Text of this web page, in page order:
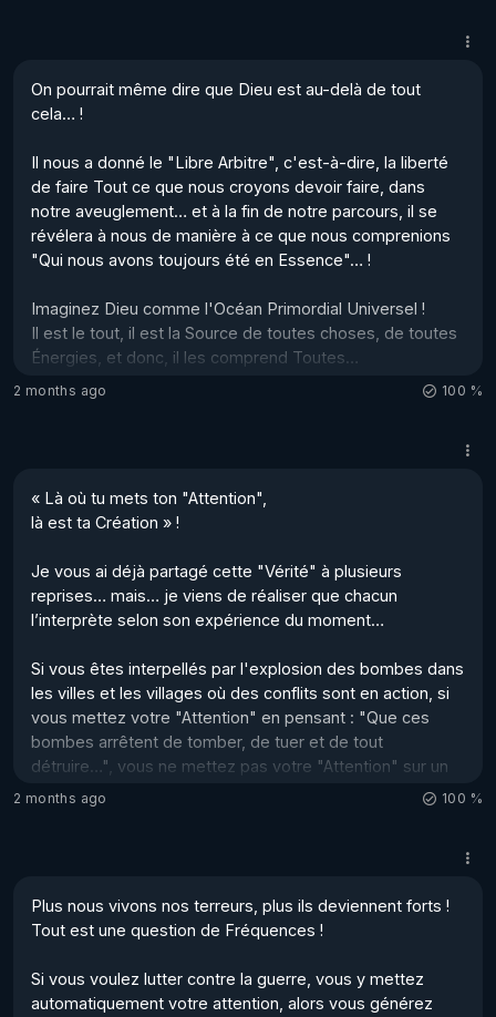
violente, lorsque ces expériences sont difficiles, sans
réaliser qu...
On pourrait même dire que Dieu est au-delà de tout
cela… !
Il nous a donné le "Libre Arbitre", c'est-à-dire, la liberté
de faire Tout ce que nous croyons devoir faire, dans
notre aveuglement… et à la fin de notre parcours, il se
révélera à nous de manière à ce que nous comprenions
"Qui nous avons toujours été en Essence"… !
Imaginez Dieu comme l'Océan Primordial Universel !
Il est le tout, il est la Source de toutes choses, de toutes
Énergies, et donc, il les comprend Toutes…
Ça s’appelle : l’Unité !
hautes au plus basses…
Et nous, nous sommes sur l’Échelle de Jacob, mais sur
En haut...
2 months ago 100 %
« Là où tu mets ton "Attention",
là est ta Création » !
Je vous ai déjà partagé cette "Vérité" à plusieurs
reprises… mais… je viens de réaliser que chacun
l’interprète selon son expérience du moment…
Si vous êtes interpellés par l'explosion des bombes dans
les villes et les villages où des conflits sont en action, si
vous mettez votre "Attention" en pensant : "Que ces
bombes arrêtent de tomber, de tuer et de tout
détruire…", vous ne mettez pas votre "Attention" sur un
Monde de Paix et de Convivialité, vous portez votre
sur ces pays, Vous Êtes toujours sous l'emprise des
fréquences de la Guerre. La Loi d’Attraction, la Loi Miroir,
2 months ago 100 %
Plus nous vivons nos terreurs, plus ils deviennent forts !
Tout est une question de Fréquences !
Si vous voulez lutter contre la guerre, vous y mettez
automatiquement votre attention, alors vous générez